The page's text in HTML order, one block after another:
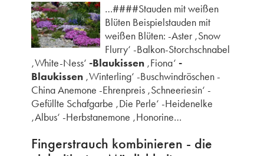
…####Stauden mit weißen
Blüten Beispielstauden mit
weißen Blüten: -Aster ‚Snow
Flurry‘ -Balkon-Storchschnabel
‚White-Ness‘ -Blaukissen‚Fiona‘ -
Blaukissen‚Winterling‘ -Buschwindröschen -
China Anemone -Ehrenpreis ‚Schneeriesin‘ -
Gefüllte Schafgarbe ‚Die Perle‘ -Heidenelke
‚Albus‘ -Herbstanemone ‚Honorine…
Fingerstrauch kombinieren - die